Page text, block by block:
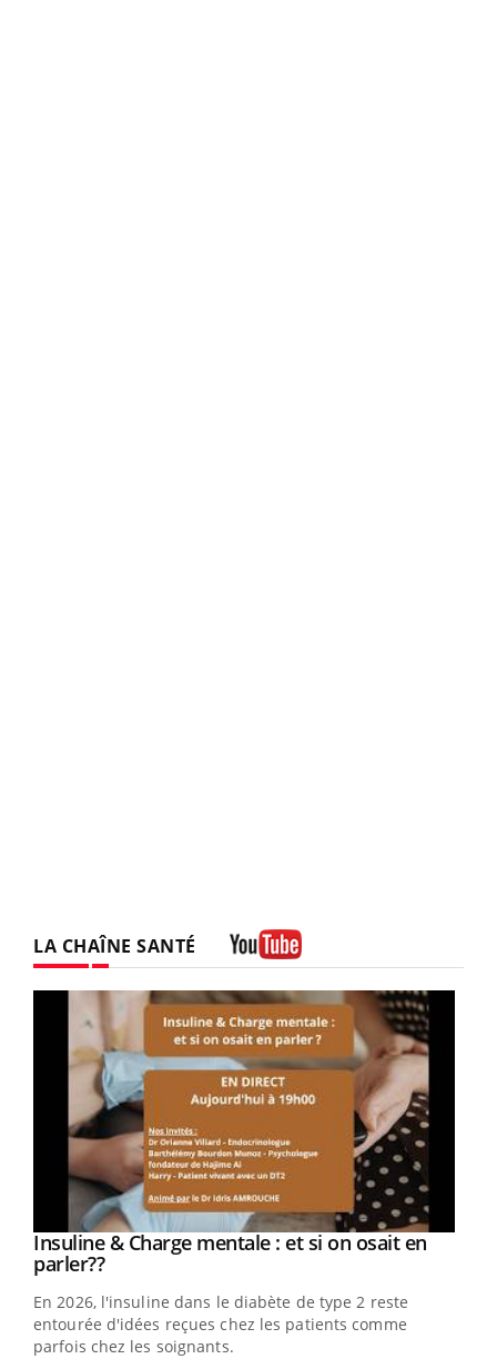
LA CHAÎNE SANTÉ
Youtube
Insuline & Charge mentale : et si on osait en
parler??Youtube
En 2026, l'insuline dans le diabète de type 2 reste
entourée d'idées reçues chez les patients comme
parfois chez les soignants.